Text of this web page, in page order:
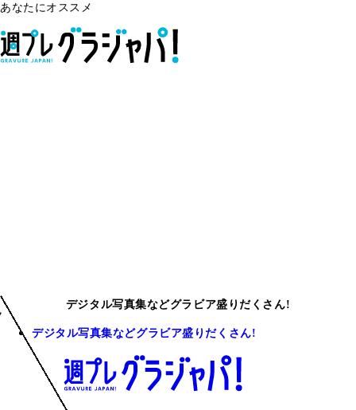
あなたにオススメ
デジタル写真集などグラビア盛りだくさん!
デジタル写真集などグラビア盛りだくさん!